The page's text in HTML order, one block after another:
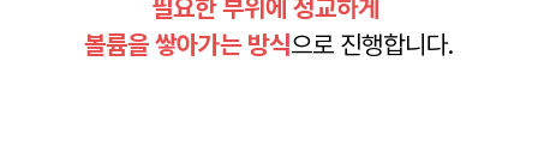
필요한 부위에 정교하게
볼륨을 쌓아가는 방식으로 진행합니다.